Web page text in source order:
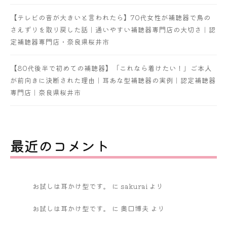
【テレビの音が大きいと言われたら】70代女性が補聴器で鳥の
さえずりを取り戻した話｜通いやすい補聴器専門店の大切さ｜認
定補聴器専門店・奈良県桜井市
【80代後半で初めての補聴器】「これなら着けたい！」ご本人
が前向きに決断された理由｜耳あな型補聴器の実例｜認定補聴器
専門店｜奈良県桜井市
最近のコメント
お試しは耳かけ型です。 に sakurai より
お試しは耳かけ型です。 に 奥口博夫 より